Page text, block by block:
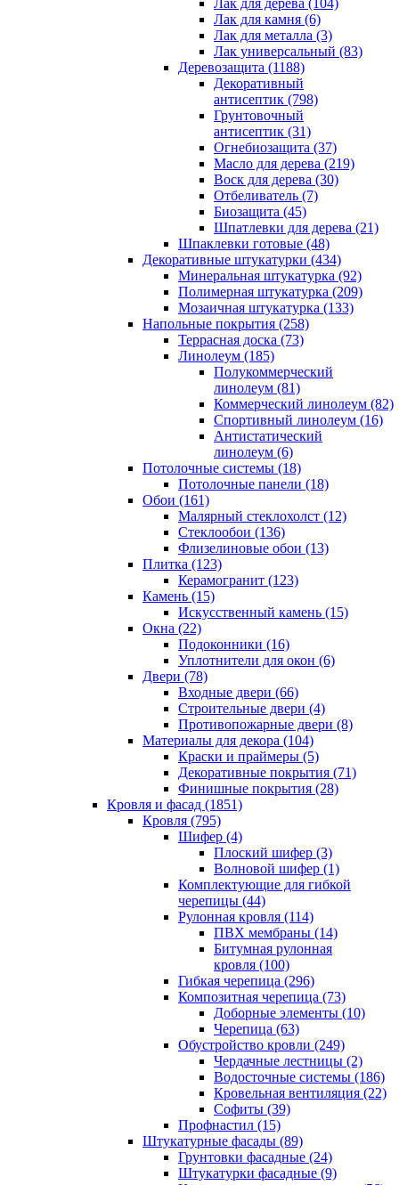
Лак для дерева (104)
Лак для камня (6)
Лак для металла (3)
Лак универсальный (83)
Деревозащита (1188)
Декоративный
антисептик (798)
Грунтовочный
антисептик (31)
Огнебиозащита (37)
Масло для дерева (219)
Воск для дерева (30)
Отбеливатель (7)
Биозащита (45)
Шпатлевки для дерева (21)
Шпаклевки готовые (48)
Декоративные штукатурки (434)
Минеральная штукатурка (92)
Полимерная штукатурка (209)
Мозаичная штукатурка (133)
Напольные покрытия (258)
Террасная доска (73)
Линолеум (185)
Полукоммерческий
линолеум (81)
Коммерческий линолеум (82)
Спортивный линолеум (16)
Антистатический
линолеум (6)
Потолочные системы (18)
Потолочные панели (18)
Обои (161)
Малярный стеклохолст (12)
Стеклообои (136)
Флизелиновые обои (13)
Плитка (123)
Керамогранит (123)
Камень (15)
Искусственный камень (15)
Окна (22)
Подоконники (16)
Уплотнители для окон (6)
Двери (78)
Входные двери (66)
Строительные двери (4)
Противопожарные двери (8)
Материалы для декора (104)
Краски и праймеры (5)
Декоративные покрытия (71)
Финишные покрытия (28)
Кровля и фасад (1851)
Кровля (795)
Шифер (4)
Плоский шифер (3)
Волновой шифер (1)
Комплектующие для гибкой
черепицы (44)
Рулонная кровля (114)
ПВХ мембраны (14)
Битумная рулонная
кровля (100)
Гибкая черепица (296)
Композитная черепица (73)
Доборные элементы (10)
Черепица (63)
Обустройство кровли (249)
Чердачные лестницы (2)
Водосточные системы (186)
Кровельная вентиляция (22)
Cофиты (39)
Профнастил (15)
Штукатурные фасады (89)
Грунтовки фасадные (24)
Штукатурки фасадные (9)